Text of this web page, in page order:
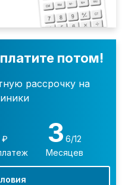
потом!
рассрочку на
₽
3 6/12
Месяцев